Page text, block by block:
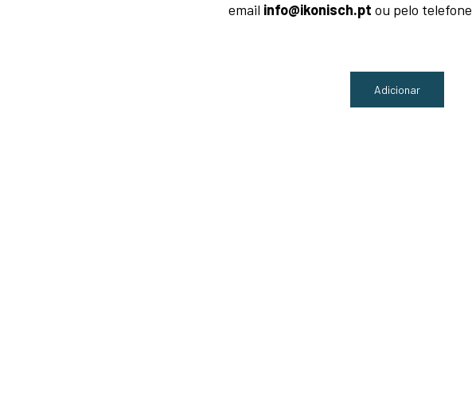
email info@ikonisch.pt ou pelo telefone
Adicionar